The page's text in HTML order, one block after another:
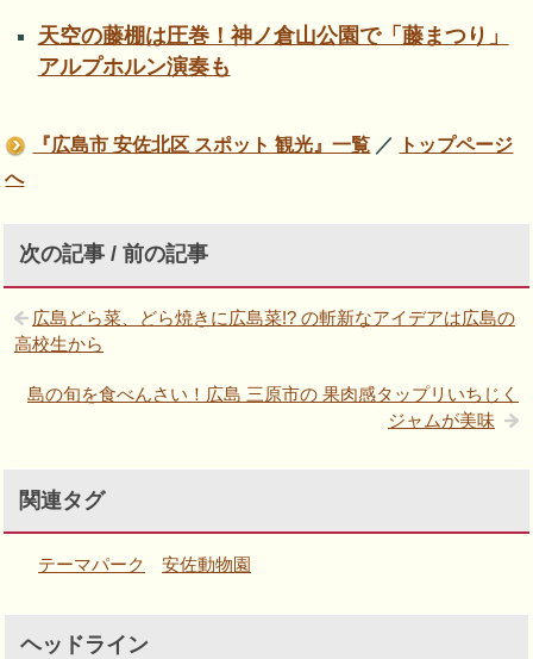
天空の藤棚は圧巻！神ノ倉山公園で「藤まつり」
アルプホルン演奏も
『広島市 安佐北区 スポット 観光』一覧 ／
トップページ
へ
次の記事 / 前の記事
広島どら菜、どら焼きに広島菜!? の斬新なアイデアは広島の
高校生から
島の旬を食べんさい！広島 三原市の 果肉感タップリいちじく
ジャムが美味
関連タグ
テーマパーク 安佐動物園
ヘッドライン